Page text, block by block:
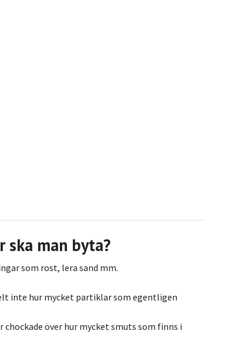
ska man byta?
som rost, lera sand mm.
inte hur mycket partiklar som egentligen
över hur mycket smuts som finns i